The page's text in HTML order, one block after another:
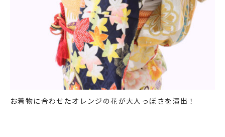
お着物に合わせたオレンジの花が大人っぽさを演出！